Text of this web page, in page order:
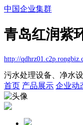
中国企业集群
青岛红润紫
http://
污水处理设备、净水
首页 产品展示 企业动